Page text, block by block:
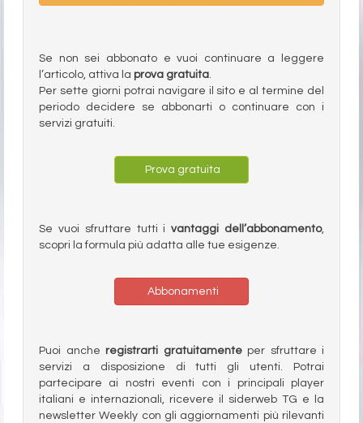
Se non sei abbonato e vuoi continuare a leggere
l’articolo, attiva la prova gratuita.
Per sette giorni potrai navigare il sito e al termine del
periodo decidere se abbonarti o continuare con i
servizi gratuiti.
Prova gratuita
Se vuoi sfruttare tutti ivantaggi dell’abbonamento,
scopri la formula più adatta alle tue esigenze.
Abbonamenti
Puoi anche registrarti gratuitamenteper sfruttare i
servizi a disposizione di tutti gli utenti. Potrai
partecipare ai nostri eventi con i principali player
italiani e internazionali, ricevere il siderweb TG e la
newsletter Weekly con gli aggiornamenti più rilevanti